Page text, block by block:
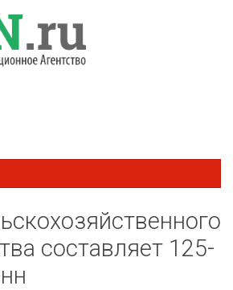
составляет 125-